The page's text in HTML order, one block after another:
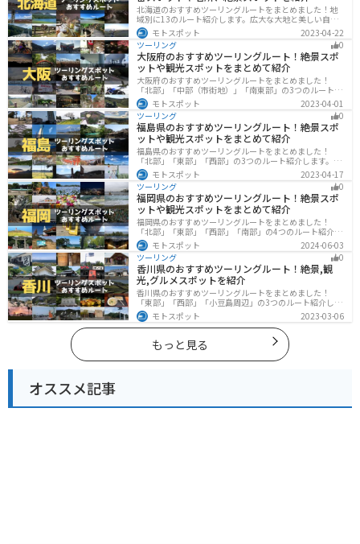
北海道のおすすめツーリングルートをまとめました！地
域別に13のルート紹介します。広大な大地と美しい自然
が広がり、四季折々の魅力を楽しめる観光スポットが数
多くあります。バイクで北海道にツーリングに行く際は
参考にしてください。
モトスポット
2023-04-22
ツーリング
0
大阪府のおすすめツーリングルート！絶景スポ
ットや観光スポットをまとめて紹介
大阪府のおすすめツーリングルートをまとめました！
「北部」「中部（市街地）」「南東部」の3つのルート紹
介します。歴史と近代が融合した魅力的なエリアで様々
な楽しみ方ができます。バイクで大阪府にツーリングに
行く際は参考にしてください。
モトスポット
2023-04-01
ツーリング
0
福島県のおすすめツーリングルート！絶景スポ
ットや観光スポットをまとめて紹介
福島県のおすすめツーリングルートをまとめました！
「北部」「東部」「西部」の3つのルート紹介します。内
陸部には山々が連なり、海岸線は太平洋に面してるので
観光スポットが多数あります。バイクで福島県にツーリ
ングに行く際は参考にしてください。
モトスポット
2023-04-17
ツーリング
0
福岡県のおすすめツーリングルート！絶景スポ
ットや観光スポットをまとめて紹介
福岡県のおすすめツーリングルートをまとめました！
「北部」「東部」「西部」「南部」の4つのルート紹介し
ます。豊かな自然から歴史ある名所、グルメまで多彩な
魅力が詰まっており、様々な楽しみ方ができます。バイ
クで福岡県にツーリングに行く際は参考にしてくださ
い。
モトスポット
2024-06-03
ツーリング
0
香川県のおすすめツーリングルート！絶景,観
光,グルメスポットを紹介
香川県のおすすめツーリングルートをまとめました！
「東部」「西部」「小豆島周辺」の3つのルート紹介しま
す。自然豊かな山から海、絶品グルメを満喫するツーリ
ングができます。バイクで香川県にツーリングに行く際
は参考にしてください。
モトスポット 2023-03-06
もっと見る
オススメ記事